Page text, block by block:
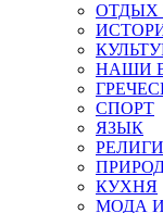
ОТДЫХ
НАШИ
СПОРТ
ЯЗЫК
КУХНЯ
МОДА И